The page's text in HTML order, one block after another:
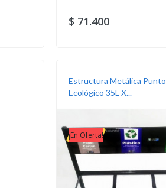
$ 71.400
Estructura Metálica Punto
Ecológico 35L X...
¡En Oferta!